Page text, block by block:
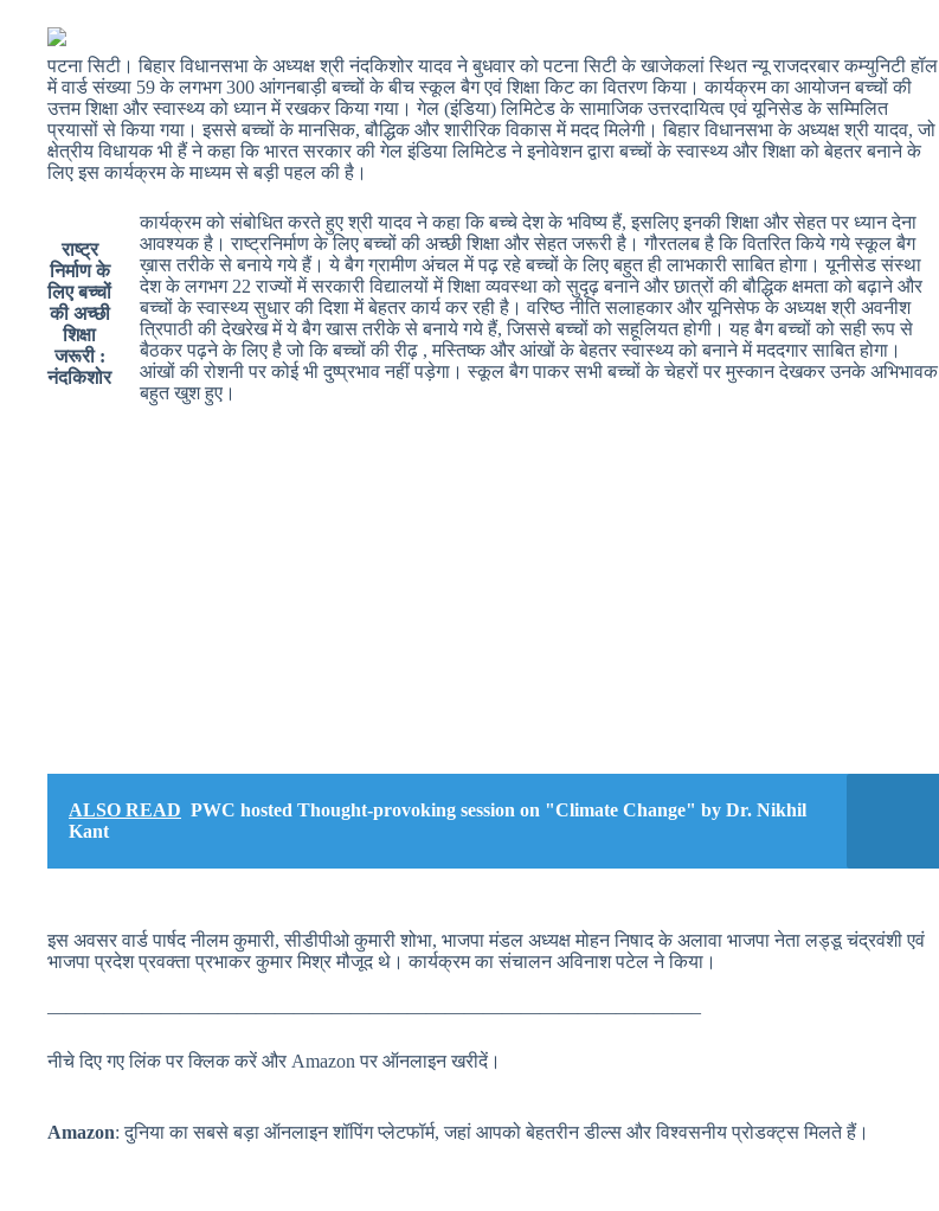
पटना सिटी। बिहार विधानसभा के अध्यक्ष श्री नंदकिशोर यादव ने बुधवार को पटना सिटी के खाजेकलां स्थित न्यू राजदरबार कम्युनिटी हॉल
में वार्ड संख्या 59 के लगभग 300 आंगनबाड़ी बच्चों के बीच स्कूल बैग एवं शिक्षा किट का वितरण किया। कार्यक्रम का आयोजन बच्चों की
उत्तम शिक्षा और स्वास्थ्य को ध्यान में रखकर किया गया। गेल (इंडिया) लिमिटेड के सामाजिक उत्तरदायित्व एवं यूनिसेड के सम्मिलित
प्रयासों से किया गया। इससे बच्चों के मानसिक, बौद्धिक और शारीरिक विकास में मदद मिलेगी। बिहार विधानसभा के अध्यक्ष श्री यादव, जो
क्षेत्रीय विधायक भी हैं ने कहा कि भारत सरकार की गेल इंडिया लिमिटेड ने इनोवेशन द्वारा बच्चों के स्वास्थ्य और शिक्षा को बेहतर बनाने के
लिए इस कार्यक्रम के माध्यम से बड़ी पहल की है।
राष्ट्र
निर्माण के
लिए बच्चों
की अच्छी
शिक्षा
जरूरी :
नंदकिशोर
कार्यक्रम को संबोधित करते हुए श्री यादव ने कहा कि बच्चे देश के भविष्य हैं, इसलिए इनकी शिक्षा और सेहत पर ध्यान देना
आवश्यक है। राष्ट्रनिर्माण के लिए बच्चों की अच्छी शिक्षा और सेहत जरूरी है। गौरतलब है कि वितरित किये गये स्कूल बैग
ख़ास तरीके से बनाये गये हैं। ये बैग ग्रामीण अंचल में पढ़ रहे बच्चों के लिए बहुत ही लाभकारी साबित होगा। यूनीसेड संस्था
देश के लगभग 22 राज्यों में सरकारी विद्यालयों में शिक्षा व्यवस्था को सुदृढ़ बनाने और छात्रों की बौद्धिक क्षमता को बढ़ाने और
बच्चों के स्वास्थ्य सुधार की दिशा में बेहतर कार्य कर रही है। वरिष्ठ नीति सलाहकार और यूनिसेफ के अध्यक्ष श्री अवनीश
त्रिपाठी की देखरेख में ये बैग खास तरीके से बनाये गये हैं, जिससे बच्चों को सहूलियत होगी। यह बैग बच्चों को सही रूप से
बैठकर पढ़ने के लिए है जो कि बच्चों की रीढ़ , मस्तिष्क और आंखों के बेहतर स्वास्थ्य को बनाने में मददगार साबित होगा।
आंखों की रोशनी पर कोई भी दुष्प्रभाव नहीं पड़ेगा। स्कूल बैग पाकर सभी बच्चों के चेहरों पर मुस्कान देखकर उनके अभिभावक
बहुत खुश हुए।
ALSO READ PWC hosted Thought-provoking session on "Climate Change" by Dr. Nikhil
Kant
इस अवसर वार्ड पार्षद नीलम कुमारी, सीडीपीओ कुमारी शोभा, भाजपा मंडल अध्यक्ष मोहन निषाद के अलावा भाजपा नेता लड्डू चंद्रवंशी एवं
भाजपा प्रदेश प्रवक्ता प्रभाकर कुमार मिश्र मौजूद थे। कार्यक्रम का संचालन अविनाश पटेल ने किया।
——————————————————————————————————–
नीचे दिए गए लिंक पर क्लिक करें और Amazon पर ऑनलाइन खरीदें।
Amazon: दुनिया का सबसे बड़ा ऑनलाइन शॉपिंग प्लेटफॉर्म, जहां आपको बेहतरीन डील्स और विश्वसनीय प्रोडक्ट्स मिलते हैं।